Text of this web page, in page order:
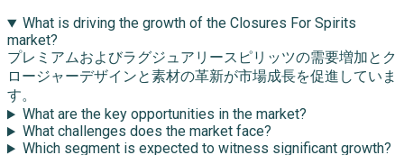
What is driving the growth of the Closures For Spirits
market?
プレミアムおよびラグジュアリースピリッツの需要増加とク
ロージャーデザインと素材の革新が市場成長を促進していま
す。
What are the key opportunities in the market?
What challenges does the market face?
Which segment is expected to witness significant growth?